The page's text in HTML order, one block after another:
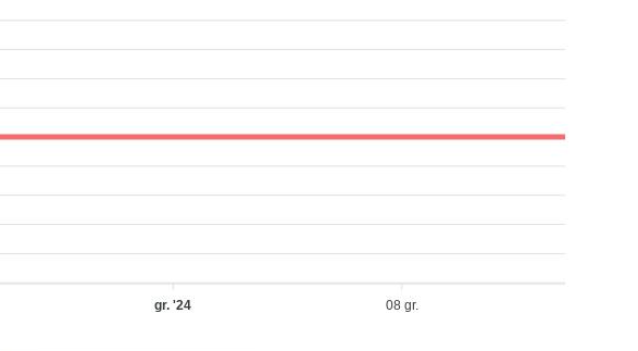
gr. '24 08 gr.